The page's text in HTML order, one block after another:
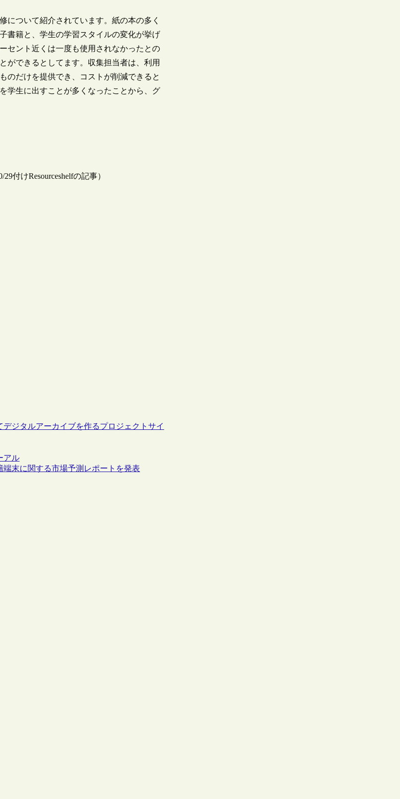
について紹介されています。紙の本の多く
書籍と、学生の学習スタイルの変化が挙げ
セント近くは一度も使用されなかったとの
ができるとしてます。収集担当者は、利用
のだけを提供でき、コストが削減できると
学生に出すことが多くなったことから、グ
付けResourceshelfの記事）
ジタルアーカイブを作るプロジェクトサイ
アル
末に関する市場予測レポートを発表